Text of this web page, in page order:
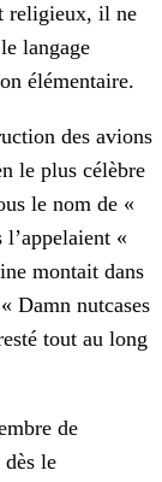
religieux, il ne
langage
élémentaire.
des avions
le plus célèbre
le nom de «
«
montait dans
Damn nutcases
tout au long
de
dès le